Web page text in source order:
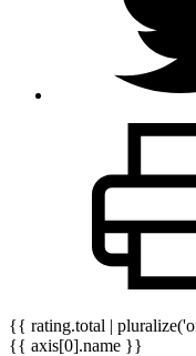
{{ rating.total |
{{ axis[0].name }}